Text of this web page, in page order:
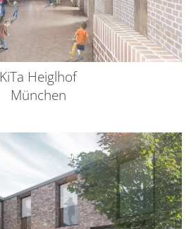
KiTa Heiglhof
München